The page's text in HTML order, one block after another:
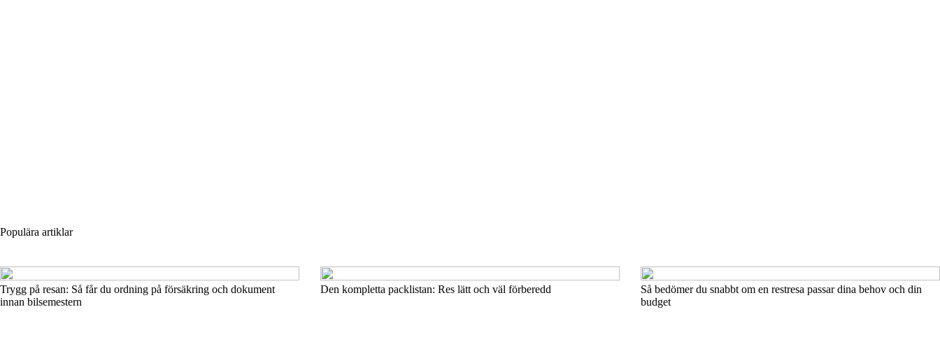
Populära artiklar
Trygg på resan: Så får du ordning på försäkring och dokument
innan bilsemestern
Den kompletta packlistan: Res lätt och väl förberedd
Så bedömer du snabbt om en restresa passar dina behov och din
budget